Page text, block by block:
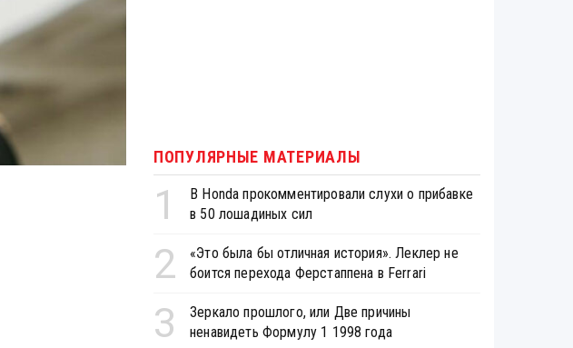
ПОПУЛЯРНЫЕ МАТЕРИАЛЫ
1
В Honda прокомментировали слухи о прибавке
в 50 лошадиных сил
2
«Это была бы отличная история». Леклер не
боится перехода Ферстаппена в Ferrari
3
Зеркало прошлого, или Две причины
ненавидеть Формулу 1 1998 года